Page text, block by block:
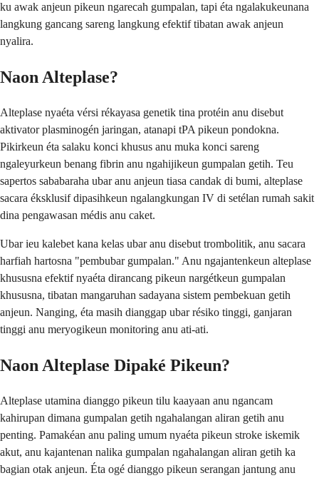
ku awak anjeun pikeun ngarecah gumpalan, tapi éta ngalakukeunana
langkung gancang sareng langkung efektif tibatan awak anjeun
nyalira.
Naon Alteplase?
Alteplase nyaéta vérsi rékayasa genetik tina protéin anu disebut
aktivator plasminogén jaringan, atanapi tPA pikeun pondokna.
Pikirkeun éta salaku konci khusus anu muka konci sareng
ngaleyurkeun benang fibrin anu ngahijikeun gumpalan getih. Teu
sapertos sababaraha ubar anu anjeun tiasa candak di bumi, alteplase
sacara éksklusif dipasihkeun ngalangkungan IV di setélan rumah sakit
dina pengawasan médis anu caket.
Ubar ieu kalebet kana kelas ubar anu disebut trombolitik, anu sacara
harfiah hartosna "pembubar gumpalan." Anu ngajantenkeun alteplase
khususna efektif nyaéta dirancang pikeun nargétkeun gumpalan
khususna, tibatan mangaruhan sadayana sistem pembekuan getih
anjeun. Nanging, éta masih dianggap ubar résiko tinggi, ganjaran
tinggi anu meryogikeun monitoring anu ati-ati.
Naon Alteplase Dipaké Pikeun?
Alteplase utamina dianggo pikeun tilu kaayaan anu ngancam
kahirupan dimana gumpalan getih ngahalangan aliran getih anu
penting. Pamakéan anu paling umum nyaéta pikeun stroke iskemik
akut, anu kajantenan nalika gumpalan ngahalangan aliran getih ka
bagian otak anjeun. Éta ogé dianggo pikeun serangan jantung anu